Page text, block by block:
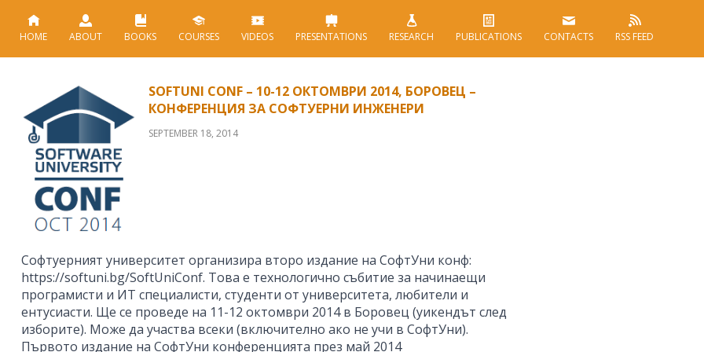
HOME ABOUT BOOKS COURSES VIDEOS PRESENTATIONS RESEARCH PUBLICATIONS CONTACTS RSS FEED
SOFTUNI CONF – 10-12 ОКТОМВРИ 2014, БОРОВЕЦ –
КОНФЕРЕНЦИЯ ЗА СОФТУЕРНИ ИНЖЕНЕРИ
SEPTEMBER 18, 2014
Софтуерният университет организира второ издание на СофтУни конф:
https://softuni.bg/SoftUniConf. Това е технологично събитие за начинаещи
програмисти и ИТ специалисти, студенти от университета, любители и
ентусиасти. Ще се проведе на 11-12 октомври 2014 в Боровец (уикендът след
изборите). Може да участва всеки (включително ако не учи в СофтУни).
Първото издание на СофтУни конференцията през май 2014